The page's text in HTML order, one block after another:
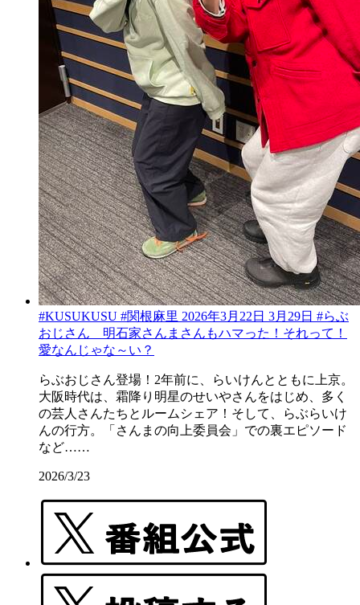
#KUSUKUSU #関根麻里 2026年3月22日 3月29日 #らぶ
おじさん 明石家さんまさんもハマった！それって！
愛なんじゃな～い？
らぶおじさん登場！2年前に、らいけんとともに上京。
大阪時代は、霜降り明星のせいやさんをはじめ、多く
の芸人さんたちとルームシェア！そして、らぶらいけ
んの行方。「さんまの向上委員会」での裏エピソード
など……
2026/3/23